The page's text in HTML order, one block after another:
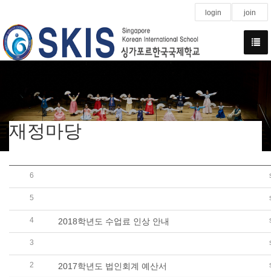
login join
재정마당
6 수익자부담경비 정산내역(G3 FIELD TRIP, 2017.04.26,
5 수익자부담경비 정산내역(G5 FIELD TRIP, 2017.04.13,
4 2018학년도 수업료 인상 안내
3 2017학년도 싱가포르한국국제학교 중학교.고등학교 수
2 2017학년도 법인회계 예산서